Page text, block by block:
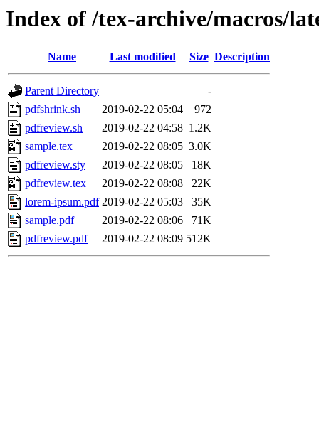
Index of /tex-archive/macros/
Name Last modified Size Description
Parent Directory
-
pdfshrink.sh
2019-02-22 05:04
972
pdfreview.sh
2019-02-22 04:58 1.2K
sample.tex
2019-02-22 08:05 3.0K
pdfreview.sty
2019-02-22 08:05
18K
pdfreview.tex
2019-02-22 08:08
22K
lorem-ipsum.pdf 2019-02-22 05:03
35K
sample.pdf
2019-02-22 08:06
71K
pdfreview.pdf
2019-02-22 08:09 512K